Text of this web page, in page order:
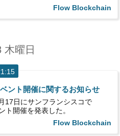
Flow Blockchain
木曜日
ント開催に関するお知らせ
17日にサンフランシスコで
ト開催を発表した。
Flow Blockchain